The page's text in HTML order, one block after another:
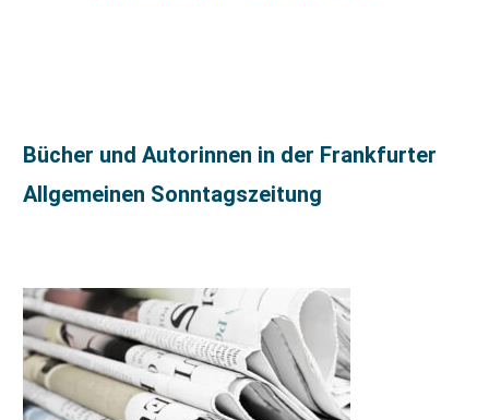
Bücher und Autorinnen in der Frankfurter
Allgemeinen Sonntagszeitung